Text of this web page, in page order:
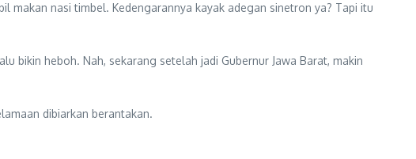
makan nasi timbel. Kedengarannya kayak adegan sinetron ya? Tapi itu
bikin heboh. Nah, sekarang setelah jadi Gubernur Jawa Barat, makin
dibiarkan berantakan.